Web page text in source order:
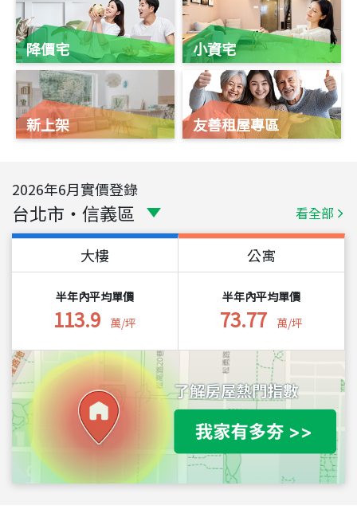
降價宅
新上架
小資宅
友善租屋專區
2026年6月實價登錄
台北市 ・ 信義區 看全部
大樓
半年內平均單價
113.9 萬/坪
公寓
半年內平均單價
73.77 萬/坪